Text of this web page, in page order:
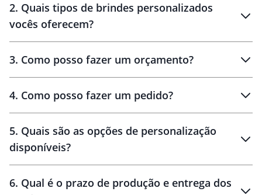
Brindes personalizados
2. Quais tipos de brindes personalizados
vocês oferecem?
personalizados
3. Como posso fazer um orçamento?
brinde
personalização
4. Como posso fazer um pedido?
amostra virtual
5. Quais são as opções de personalização
disponíveis?
6. Qual é o prazo de produção e entrega dos